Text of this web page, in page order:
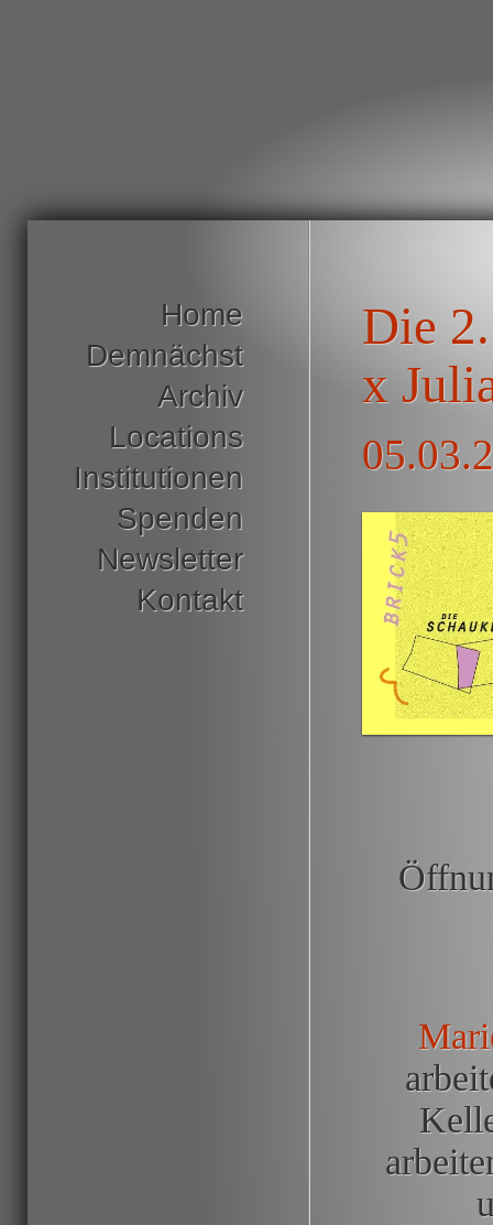
Die
x
Home
Demnächst
Archiv
Locations
Institutionen
Spenden
Newsletter
Kontakt